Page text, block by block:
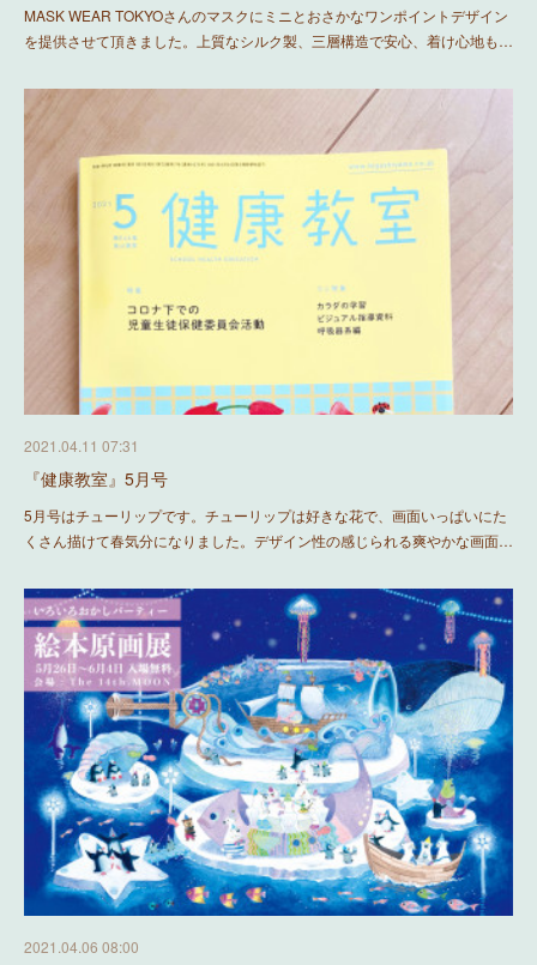
MASK WEAR TOKYOさんのマスクにミニとおさかなワンポイントデザイン
を提供させて頂きました。上質なシルク製、三層構造で安心、着け心地も…
2021.04.11 07:31
『健康教室』5月号
5月号はチューリップです。チューリップは好きな花で、画面いっぱいにた
くさん描けて春気分になりました。デザイン性の感じられる爽やかな画面…
2021.04.06 08:00